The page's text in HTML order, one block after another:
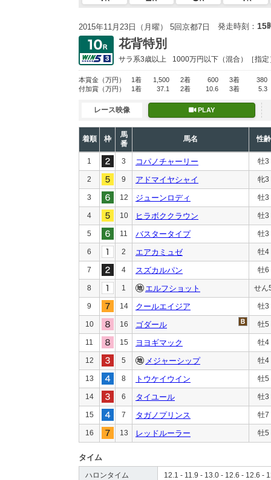
2015年11月23日（月曜） 5回京都7日 発走時刻： 15
花背特別
サラ系3歳以上 1000万円以下 （混合）［指定
本賞金 （万円） 1着 1,500 2着 600 3着
380
付加賞 （万円） 1着 37.1 2着 10.6 3着 5.3
レース映像 PLAY
着順 枠
馬
番
馬名 性齢
1 3 コパノチャーリー 牡3
2 9 アドマイヤシャイ 牝3
3 12 ジューンロディ 牡3
4 10 ヒラボククラウン 牡3
5 11 バスタータイプ 牡3
6 2 エアカミュゼ 牡4
7 4 スズカルパン 牡6
8 1 エルフショット せん
9 14 クールエイジア 牡3
10 16 ゴダール 牡5
11 15 ヨヨギマック 牡4
12 5 メジャーシップ 牡4
13 8 トウケイウイン 牡5
14 6 タイユール 牡3
15 7 タガノプリンス 牡7
16 13 レッドルーラー 牡5
タイム
ハロンタイム 12.1 - 11.9 - 13.0 - 12.6 - 12.6 -